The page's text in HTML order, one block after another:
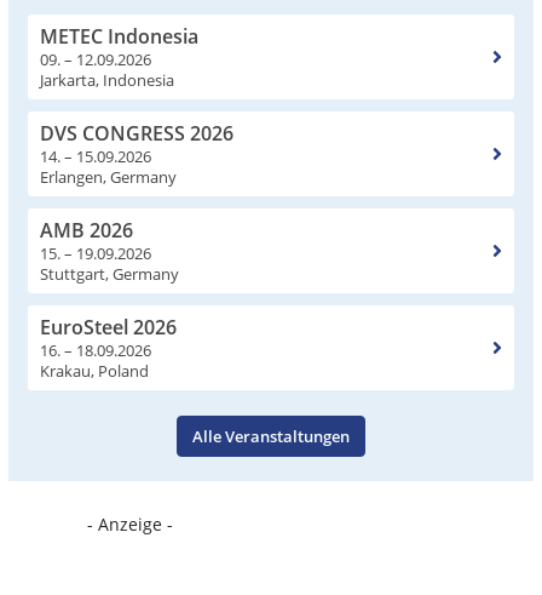
METEC Indonesia
09. – 12.09.2026
Jarkarta, Indonesia
DVS CONGRESS 2026
14. – 15.09.2026
Erlangen, Germany
AMB 2026
15. – 19.09.2026
Stuttgart, Germany
EuroSteel 2026
16. – 18.09.2026
Krakau, Poland
Alle Veranstaltungen
- Anzeige -